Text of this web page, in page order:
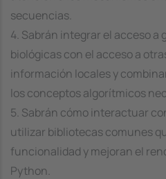
secuencias.
4. Sabrán integrar el acceso a
biológicas con el acceso a
información locales y
los conceptos algorítmicos
5. Sabrán cómo interactuar
utilizar bibliotecas comunes
funcionalidad y mejoran el
Python.